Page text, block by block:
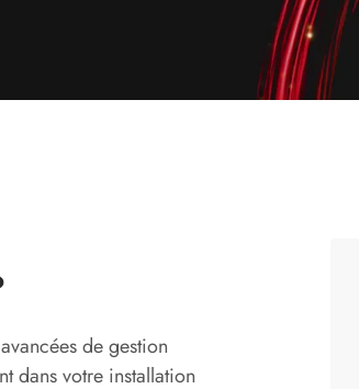
de gestion
dans votre installation